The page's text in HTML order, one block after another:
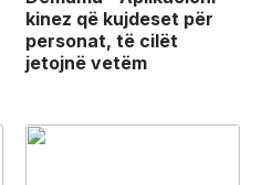
kinez që kujdeset për
personat, të cilët
jetojnë vetëm